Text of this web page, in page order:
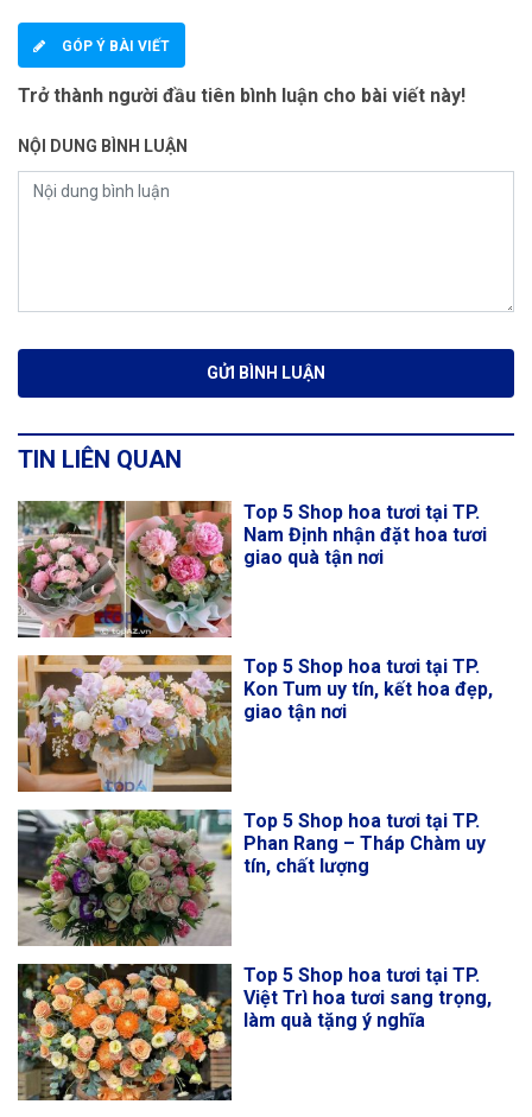
GÓP Ý BÀI VIẾT
Trở thành người đầu tiên bình luận cho bài viết này!
NỘI DUNG BÌNH LUẬN
TIN LIÊN QUAN
Top 5 Shop hoa tươi tại TP.
Nam Định nhận đặt hoa tươi
giao quà tận nơi
Top 5 Shop hoa tươi tại TP.
Kon Tum uy tín, kết hoa đẹp,
giao tận nơi
Top 5 Shop hoa tươi tại TP.
Phan Rang – Tháp Chàm uy
tín, chất lượng
Top 5 Shop hoa tươi tại TP.
Việt Trì hoa tươi sang trọng,
làm quà tặng ý nghĩa